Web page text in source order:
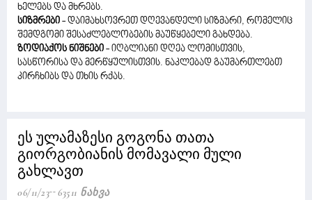
ხელებს და მხრებს.
სიზმრები - დაიმახსოვრეთ დღევანდელი სიზმარი, რომელიც
შემდგომი შესაძლებლობების მაუწყებელი გახდება.
ზოდიაქოს ნიშნები - იღბლიანი დღეა ლომისთვის,
სასწორისა და მერწყულისთვის. ნაკლებად გაუმართლებთ
კირჩხიბს და თხის რქას.
ეს ულამაზესი გოგონა თათა
გიორგობიანის მომავალი მული
გახლავთ
06/11/23 63511 Ნახვა